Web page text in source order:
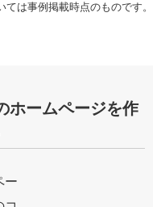
は事例掲載時点のものです。
ホームページを作